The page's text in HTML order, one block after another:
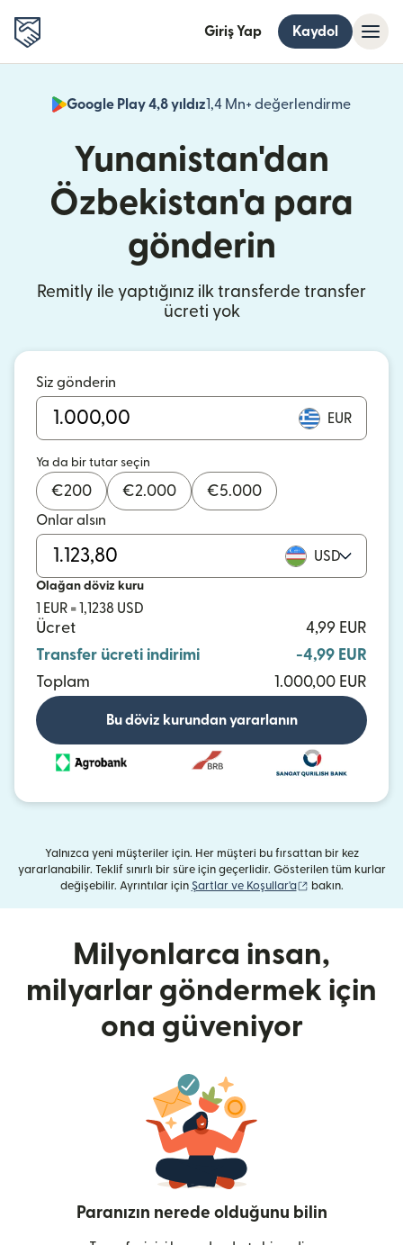
Giriş Yap Kaydol
Google Play 4,8 yıldız1,4 Mn+ değerlendirme
Yunanistan'dan
Özbekistan'a para
gönderin
Remitly ile yaptığınız ilk transferde transfer
ücreti yok
Siz gönderin
EUR
Ya da bir tutar seçin
€200 €2.000 €5.000
Onlar alsın
USD
Olağan döviz kuru
1 EUR = 1,1238 USD
Ücret
4,99 EUR
Transfer ücreti indirimi
-4,99 EUR
Toplam
1.000,00 EUR
Bu döviz kurundan yararlanın
Yalnızca yeni müşteriler için. Her müşteri bu fırsattan bir kez
yararlanabilir. Teklif sınırlı bir süre için geçerlidir. Gösterilen tüm kurlar
değişebilir. Ayrıntılar için Şartlar ve Koşullar'a (yeni pencerede
bakın.
Milyonlarca insan,
milyarlar göndermek için
ona güveniyor
Paranızın nerede olduğunu bilin